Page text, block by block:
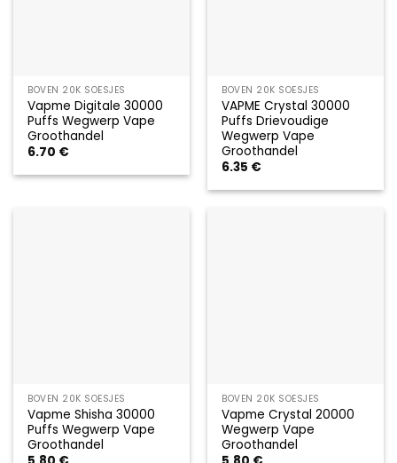
BOVEN 20K SOESJES
Vapme Digitale 30000
Puffs Wegwerp Vape
Groothandel
6.70 €
BOVEN 20K SOESJES
VAPME Crystal 30000
Puffs Drievoudige
Wegwerp Vape
Groothandel
6.35 €
BOVEN 20K SOESJES
Vapme Shisha 30000
Puffs Wegwerp Vape
Groothandel
BOVEN 20K SOESJES
Vapme Crystal 20000
Wegwerp Vape
Groothandel